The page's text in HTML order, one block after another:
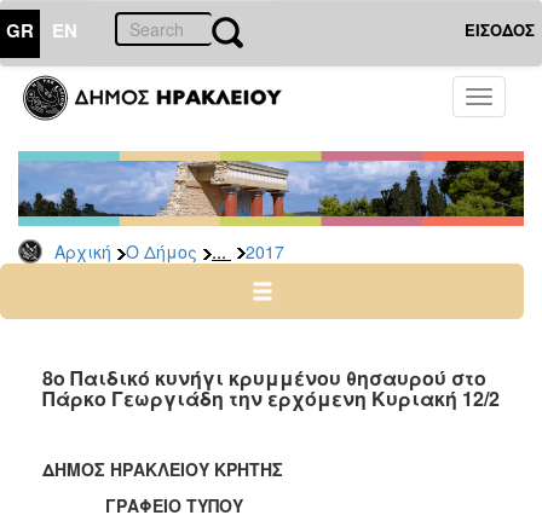
GR EN ΕΙΣΟΔΟΣ
Toggle
Αρχική Ο Δήμος ... 2017
ΔΗΜΟΣ
Δελτία
Τύπου
Αρχείο
2026
2024
2022
2020
2019
8ο Παιδικό κυνήγι κρυμμένου θησαυρού στο
Πάρκο Γεωργιάδη την ερχόμενη Κυριακή 12/2
ΔΗΜΟΣ ΗΡΑΚΛΕΙΟΥ ΚΡΗΤΗΣ
ΓΡΑΦΕΙΟ ΤΥΠΟΥ